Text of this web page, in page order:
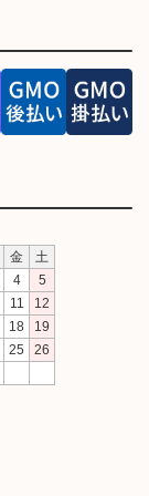
金
土
4
5
11
12
18
19
25
26